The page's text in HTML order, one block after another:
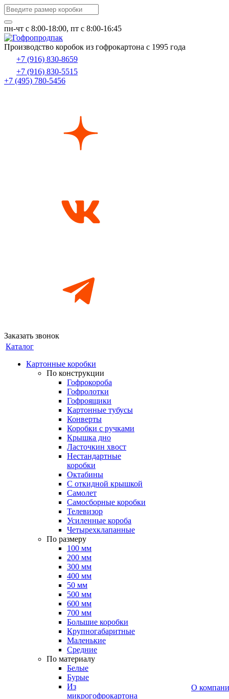
пн-чт c 8:00-18:00, пт с 8:00-16:45
Производство коробок из гофрокартона с 1995 года
+7 (916) 830-8659
+7 (916) 830-5515
+7 (495) 780-5456
Заказать звонок
Каталог
Картонные коробки
По конструкции
Гофрокороба
Гофролотки
Гофроящики
Картонные тубусы
Конверты
Коробки с ручками
Крышка дно
Ласточкин хвост
Нестандартные
коробки
Октабины
С откидной крышкой
Самолет
Самосборные коробки
Телевизор
Усиленные короба
Четырехклапанные
По размеру
100 мм
200 мм
300 мм
400 мм
50 мм
500 мм
600 мм
700 мм
Большие коробки
Крупногабаритные
Маленькие
Средние
По материалу
Белые
Бурые
Из
микрогофрокартона
О